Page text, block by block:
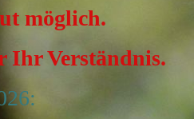
möglich.
Ihr Verständnis.